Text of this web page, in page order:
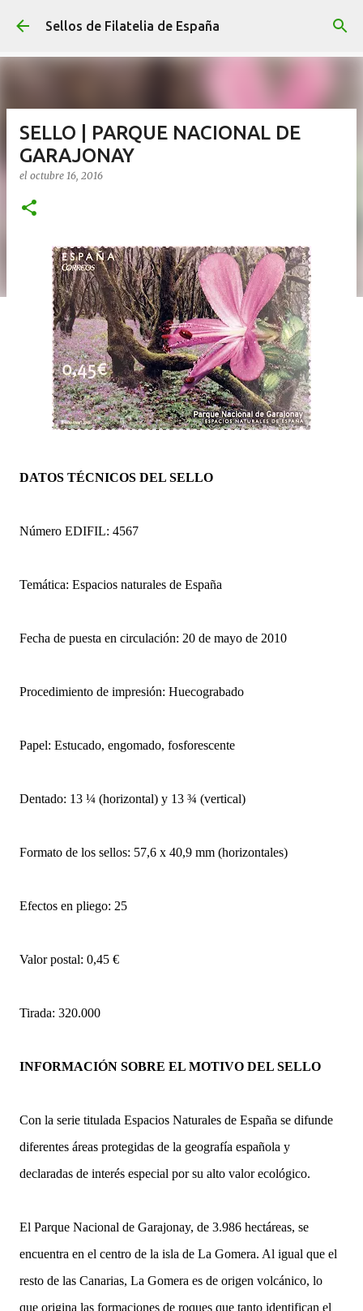
Ir al contenido principal
Sellos de Filatelia de España
SELLO | PARQUE NACIONAL DE
GARAJONAY
el octubre 16, 2016
DATOS TÉCNICOS DEL SELLO
Número EDIFIL: 4567
Temática: Espacios naturales de España
Fecha de puesta en circulación: 20 de mayo de 2010
Procedimiento de impresión: Huecograbado
Papel: Estucado, engomado, fosforescente
Dentado: 13 ¼ (horizontal) y 13 ¾ (vertical)
Formato de los sellos: 57,6 x 40,9 mm (horizontales)
Efectos en pliego: 25
Valor postal: 0,45 €
Tirada: 320.000
INFORMACIÓN SOBRE EL MOTIVO DEL SELLO
Con la serie titulada Espacios Naturales de España se difunde
diferentes áreas protegidas de la geografía española y
declaradas de interés especial por su alto valor ecológico.
El Parque Nacional de Garajonay, de 3.986 hectáreas, se
encuentra en el centro de la isla de La Gomera. Al igual que el
resto de las Canarias, La Gomera es de origen volcánico, lo
que origina las formaciones de roques que tanto identifican el